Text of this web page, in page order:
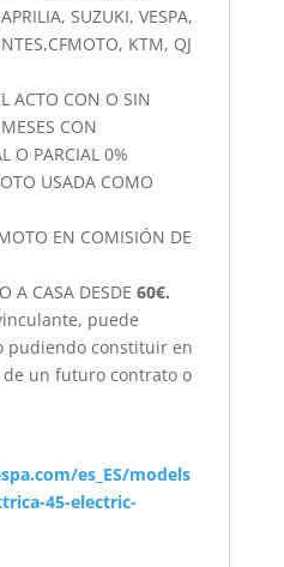
SUZUKI, VESPA,
KTM, QJ
ACTO CON O SIN
CON
O PARCIAL 0%
USADA COMO
EN COMISIÓN DE
A CASA DESDE 60€.
puede
pudiendo constituir en
un futuro contrato o
es_ES/models
45-electric-